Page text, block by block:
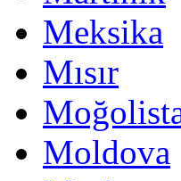
Meksika
Mısır
Moldova